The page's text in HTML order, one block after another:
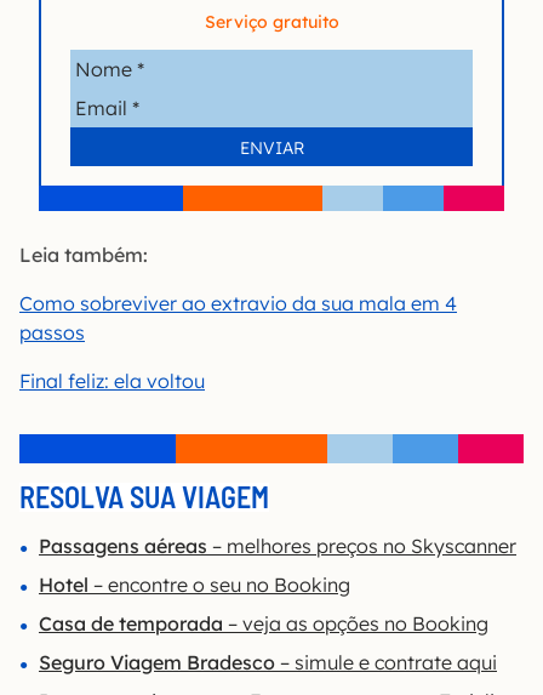
Serviço gratuito
Leia também:
Como sobreviver ao extravio da sua mala em 4
passos
Final feliz: ela voltou
RESOLVA SUA VIAGEM
Passagens aéreas – melhores preços no Skyscanner
Hotel – encontre o seu no Booking
Casa de temporada – veja as opções no Booking
Seguro Viagem Bradesco – simule e contrate aqui